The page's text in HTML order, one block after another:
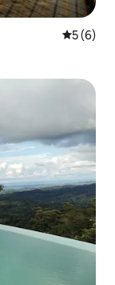
5 av 5 i
5 (6)